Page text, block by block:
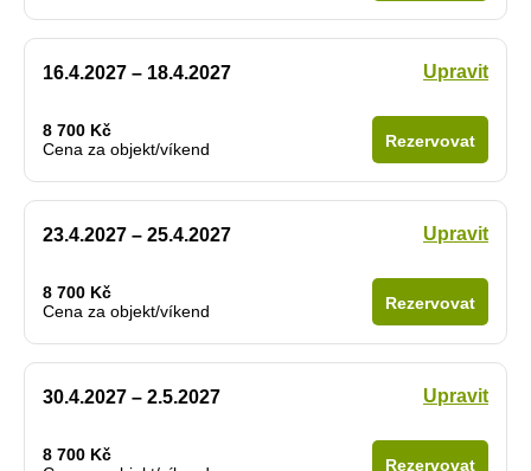
16.4.2027 – 18.4.2027 Upravit
8 700 Kč
Cena za objekt/víkend
Rezervovat
23.4.2027 – 25.4.2027 Upravit
8 700 Kč
Cena za objekt/víkend
Rezervovat
30.4.2027 – 2.5.2027 Upravit
8 700 Kč
Rezervovat